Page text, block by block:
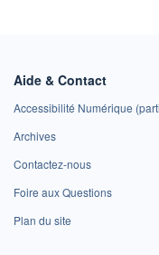
Aide & Contact
Accessibilité Numérique
Archives
Contactez-nous
Foire aux Questions
Plan du site